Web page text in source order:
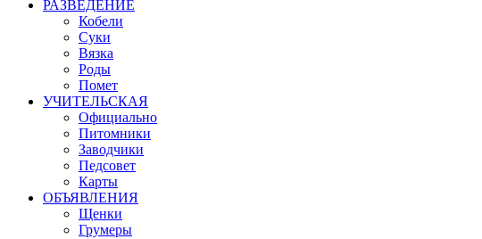
РАЗВЕДЕНИЕ
Кобели
Суки
Вязка
Роды
Помет
УЧИТЕЛЬСКАЯ
Официально
Питомники
Заводчики
Педсовет
Карты
ОБЪЯВЛЕНИЯ
Щенки
Грумеры